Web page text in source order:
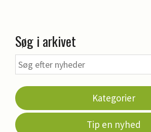
Søg i arkivet
Kategorier
Tip en nyhed